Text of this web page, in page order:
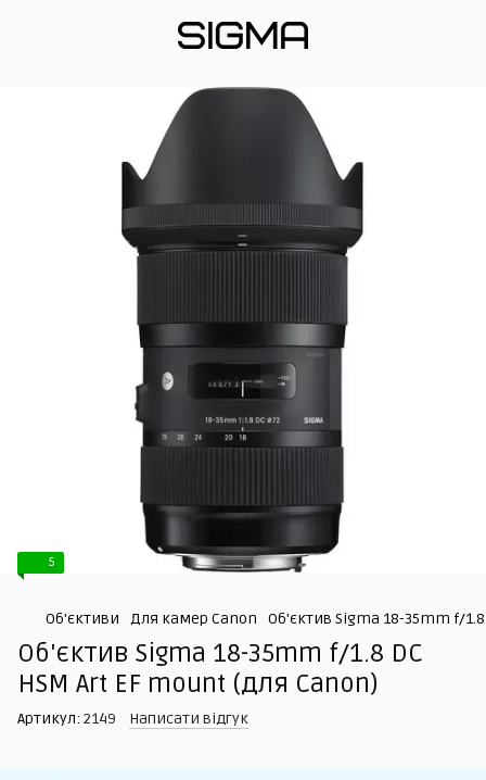
5
Об'єктиви Для камер Canon Об'єктив Sigma 18-35mm f/1.8
Об'єктив Sigma 18-35mm f/1.8 DC
HSM Art EF mount (для Canon)
Артикул: 2149 Написати відгук